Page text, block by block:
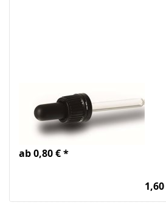
Pipette/Tropfgarnitur
zu
Braunglasflasche
ab 0,80 € *